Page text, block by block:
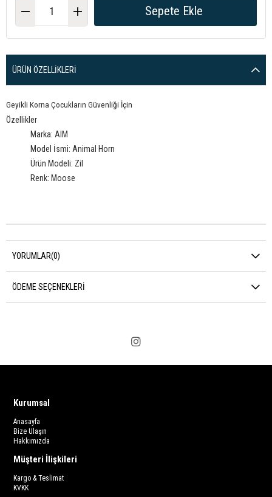
ÜRÜN ÖZELLIKLERI
Geyikli Korna Çocukların Güvenliği İçin
Özellikler
Marka: AIM
Model İsmi: Animal Horn
Ürün Modeli: Zil
Renk: Moose
YORUMLAR(0)
ÖDEME SEÇENEKLERI
Kurumsal
Anasayfa
Bize Ulaşın
Hakkımızda
Müşteri İlişkileri
Kargo & Teslimat
KVKK